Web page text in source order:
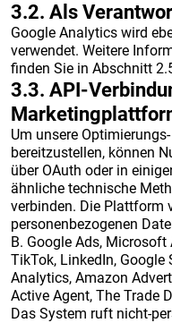
3.2. Als
Google Analytics wird
verwendet. Weitere
finden Sie in Abschnitt
3.3. API-
Um unsere
bereitzustellen, können
über OAuth oder in
ähnliche technische
verbinden. Die Plattform
personenbezogenen
B. Google Ads,
TikTok, LinkedIn, Google
Analytics, Amazon
Active Agent, The Trade
Das System ruft nicht-